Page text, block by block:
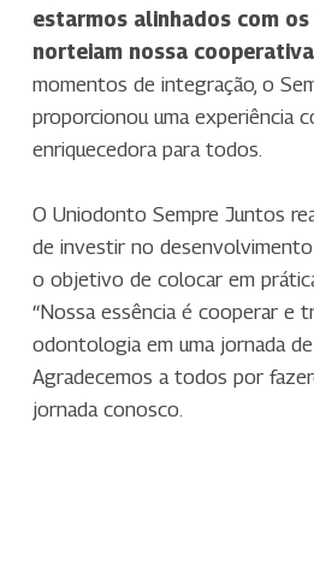
estarmos alinhados com
norteiam nossa cooperativa
momentos de integração, o
proporcionou uma experiência
enriquecedora para todos.
O Uniodonto Sempre Juntos
de investir no desenvolvimento
o objetivo de colocar em
“Nossa essência é cooperar e
odontologia em uma jornada de
Agradecemos a todos por
jornada conosco.